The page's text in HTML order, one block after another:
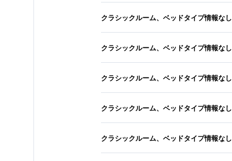
クラシックルーム、ベッドタイプ情報なし
クラシックルーム、ベッドタイプ情報なし
クラシックルーム、ベッドタイプ情報なし
クラシックルーム、ベッドタイプ情報なし
クラシックルーム、ベッドタイプ情報なし